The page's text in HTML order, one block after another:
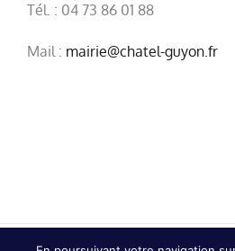
Tél. : 04 73 86 01 88
Mail : mairie@chatel-guyon.fr